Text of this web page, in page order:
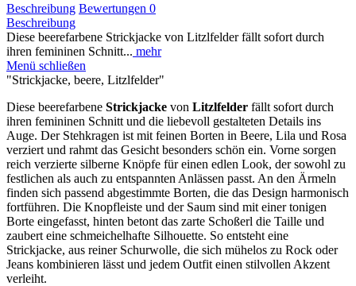
Beschreibung Bewertungen 0
Beschreibung
Diese beerefarbene Strickjacke von Litzlfelder fällt sofort durch
ihren femininen Schnitt... mehr
Menü schließen
"Strickjacke, beere, Litzlfelder"
Diese beerefarbene Strickjacke von Litzlfelder fällt sofort durch
ihren femininen Schnitt und die liebevoll gestalteten Details ins
Auge. Der Stehkragen ist mit feinen Borten in Beere, Lila und Rosa
verziert und rahmt das Gesicht besonders schön ein. Vorne sorgen
reich verzierte silberne Knöpfe für einen edlen Look, der sowohl zu
festlichen als auch zu entspannten Anlässen passt. An den Ärmeln
finden sich passend abgestimmte Borten, die das Design harmonisch
fortführen. Die Knopfleiste und der Saum sind mit einer tonigen
Borte eingefasst, hinten betont das zarte Schoßerl die Taille und
zaubert eine schmeichelhafte Silhouette. So entsteht eine
Strickjacke, aus reiner Schurwolle, die sich mühelos zu Rock oder
Jeans kombinieren lässt und jedem Outfit einen stilvollen Akzent
verleiht.